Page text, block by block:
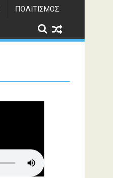
ΠΟΛΙΤΙΣΜΌΣ